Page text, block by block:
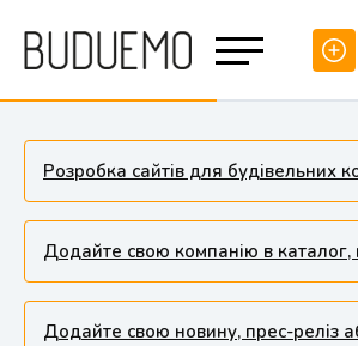
Розробка сайтів для будівельних
Додайте свою компанію в каталог,
Додайте свою новину, прес-реліз